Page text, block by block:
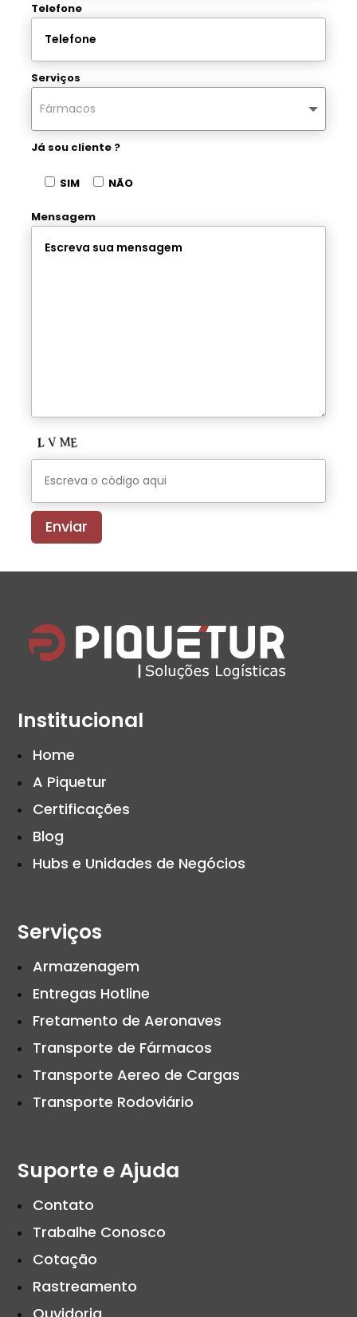
Telefone
Serviços
Já sou cliente ?
SIM NÃO
Mensagem
Institucional
Home
A Piquetur
Certificações
Blog
Hubs e Unidades de Negócios
Serviços
Armazenagem
Entregas Hotline
Fretamento de Aeronaves
Transporte de Fármacos
Transporte Aereo de Cargas
Transporte Rodoviário
Suporte e Ajuda
Contato
Trabalhe Conosco
Cotação
Rastreamento